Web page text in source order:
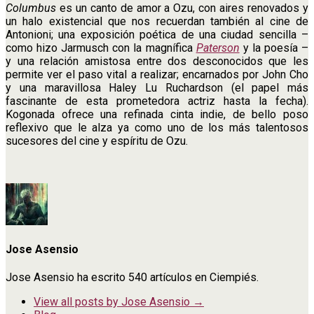
Columbus es un canto de amor a Ozu, con aires renovados y
un halo existencial que nos recuerdan también al cine de
Antonioni; una exposición poética de una ciudad sencilla –
como hizo Jarmusch con la magnífica Paterson y la poesía –
y una relación amistosa entre dos desconocidos que les
permite ver el paso vital a realizar; encarnados por John Cho
y una maravillosa Haley Lu Ruchardson (el papel más
fascinante de esta prometedora actriz hasta la fecha).
Kogonada ofrece una refinada cinta indie, de bello poso
reflexivo que le alza ya como uno de los más talentosos
sucesores del cine y espíritu de Ozu.
Jose Asensio
Jose Asensio ha escrito 540 artículos en Ciempiés.
View all posts by Jose Asensio →